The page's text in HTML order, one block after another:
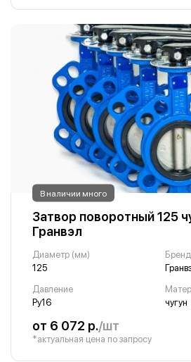
В наличии много
Затвор поворотный 125
Гранвэл
Диаметр (мм)
125
Бренд
Давление
Ру16
чугун
от 6 072 р./шт
*актуальная цена по запросу